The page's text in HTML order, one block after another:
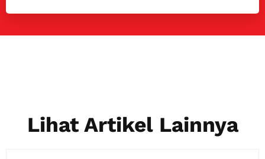
Lihat Artikel Lainnya